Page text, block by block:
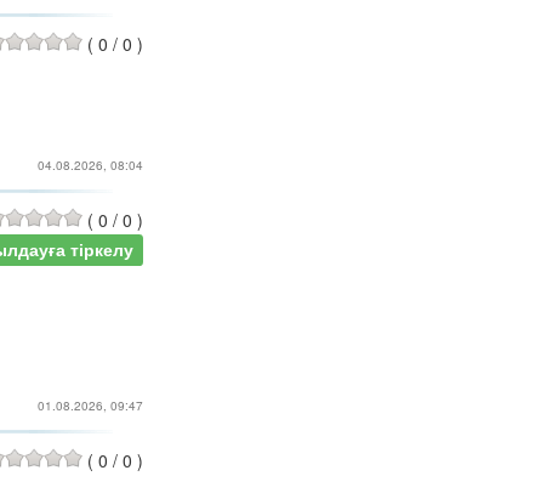
( 0 / 0 )
04.08.2026, 08:04
( 0 / 0 )
тіркелу
01.08.2026, 09:47
( 0 / 0 )